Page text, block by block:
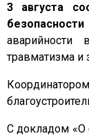
3 августа
аварийности
травматизма и
С докладом «О